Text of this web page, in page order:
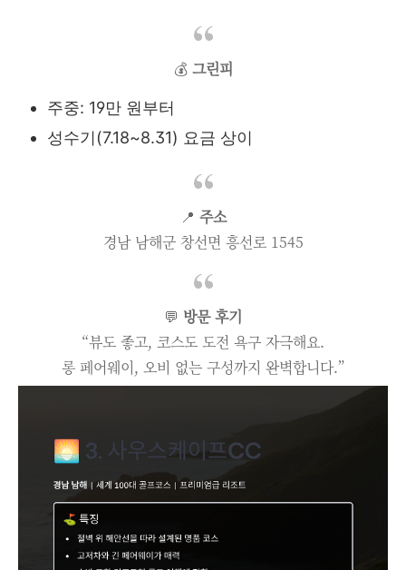
💰 그린피
주중: 19만 원부터
성수기(7.18~8.31) 요금 상이
📍 주소
경남 남해군 창선면 흥선로 1545
💬 방문 후기
“뷰도 좋고, 코스도 도전 욕구 자극해요.
롱 페어웨이, 오비 없는 구성까지 완벽합니다.”